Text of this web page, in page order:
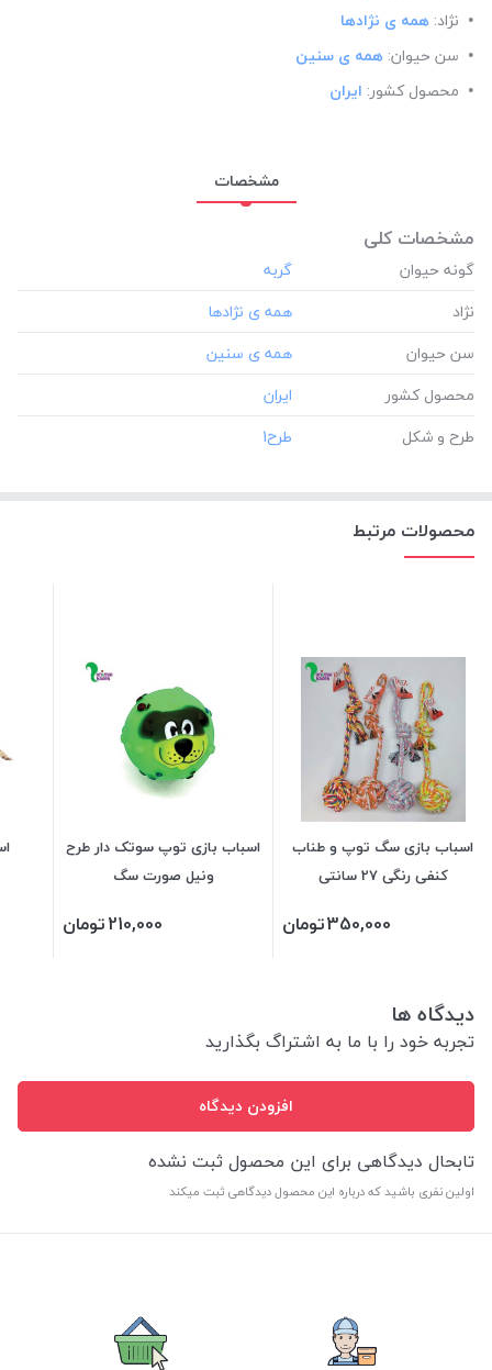
نژاد: همه ی نژادها
سن حیوان: همه ی سنین
محصول کشور: ایران
مشخصات
مشخصات کلی
گونه حیوان
نژاد
سن حیوان
محصول کشور
طرح و شکل
محصولات مرتبط
اسباب بازی سگ توپ و طناب
کنفی رنگی 27 سانتی
350,000تومان
اسباب بازی توپ سوتک دار طرح
ونیل صورت سگ
210,000تومان
دیدگاه ها
تجربه خود را با ما به اشتراگ بگذارید
افزودن دیدگاه
تابحال دیدگاهی برای این محصول ثبت نشده
اولین نفری باشید که درباره این محصول دیدگاهی ثبت میکند